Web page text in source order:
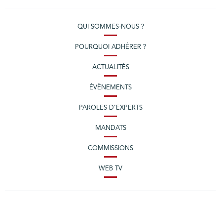
QUI SOMMES-NOUS ?
POURQUOI ADHÉRER ?
ACTUALITÉS
ÉVÈNEMENTS
PAROLES D’EXPERTS
MANDATS
COMMISSIONS
WEB TV